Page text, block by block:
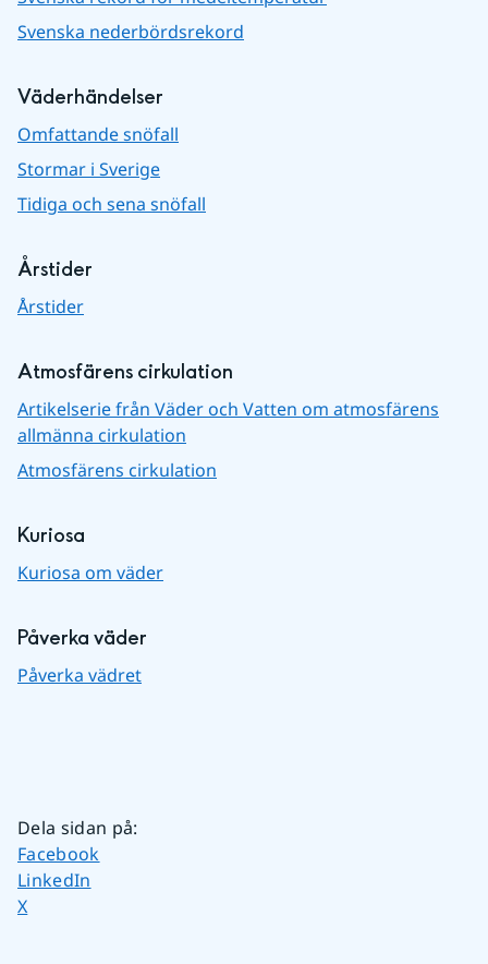
Svenska nederbördsrekord
Väderhändelser
Omfattande snöfall
Stormar i Sverige
Tidiga och sena snöfall
Årstider
Årstider
Atmosfärens cirkulation
Artikelserie från Väder och Vatten om atmosfärens
allmänna cirkulation
Atmosfärens cirkulation
Kuriosa
Kuriosa om väder
Påverka väder
Påverka vädret
Dela sidan på:
Dela sidan på
Facebook
Dela sidan på
LinkedIn
Dela sidan på
X